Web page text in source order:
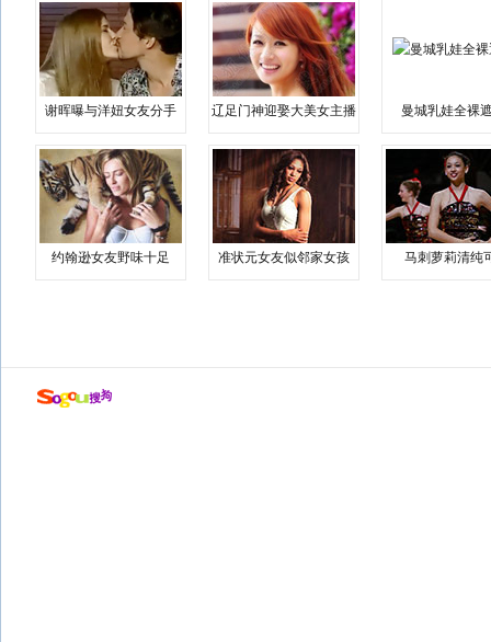
谢晖曝与洋妞女友分手 辽足门神迎娶大美女主播 曼城乳娃全裸
约翰逊女友野味十足 准状元女友似邻家女孩 马刺萝莉清纯